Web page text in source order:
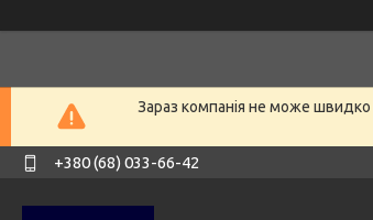
Зараз компанія не може швидко
+380 (68) 033-66-42